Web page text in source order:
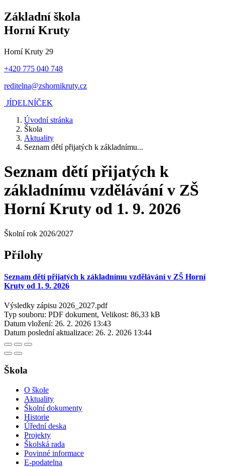
Základní škola
Horní Kruty
Horní Kruty 29
+420 775 040 748
reditelna@zshornikruty.cz
JÍDELNÍČEK
Úvodní stránka
Škola
Aktuality
Seznam dětí přijatých k základnímu...
Seznam dětí přijatých k
základnímu vzdělávání v ZŠ
Horní Kruty od 1. 9. 2026
Školní rok 2026/2027
Přílohy
Seznam dětí přijatých k základnímu vzdělávání v ZŠ Horní
Kruty od 1. 9. 2026
Výsledky zápisu 2026_2027.pdf
Typ souboru: PDF dokument, Velikost: 86,33 kB
Datum vložení: 26. 2. 2026 13:43
Datum poslední aktualizace: 26. 2. 2026 13:44
Škola
O škole
Aktuality
Školní dokumenty
Historie
Úřední deska
Projekty
Školská rada
Povinné informace
E-podatelna